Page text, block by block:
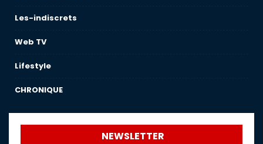
Les-indiscrets
Web TV
Lifestyle
CHRONIQUE
NEWSLETTER